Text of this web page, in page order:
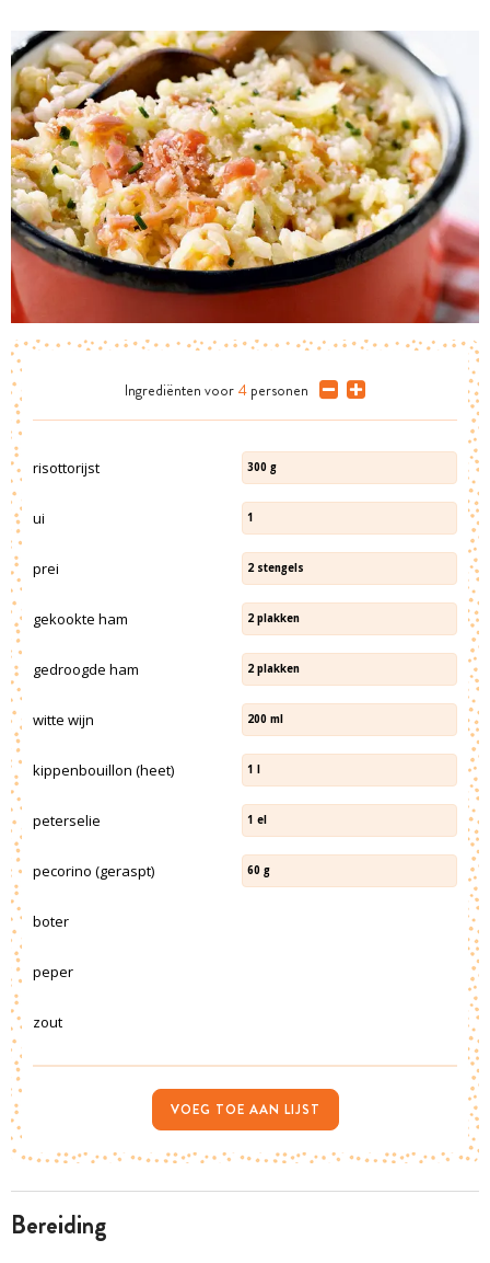
bereiding
Ingrediënten voor 4 personen
risottorijst 300 g
ui 1
prei 2 stengels
gekookte ham 2 plakken
gedroogde ham 2 plakken
witte wijn 200 ml
kippenbouillon (heet) 1 l
peterselie 1 el
pecorino (geraspt) 60 g
boter
peper
zout
VOEG TOE AAN LIJST